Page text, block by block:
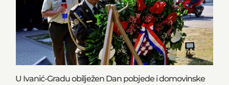
U Ivanić-Gradu obilježen Dan pobjede i domovinske